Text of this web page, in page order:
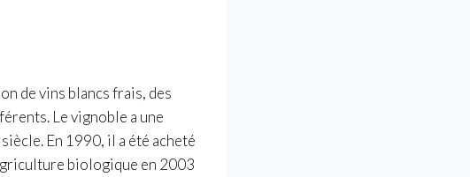
de vins blancs frais, des
Le vignoble a une
En 1990, il a été acheté
biologique en 2003